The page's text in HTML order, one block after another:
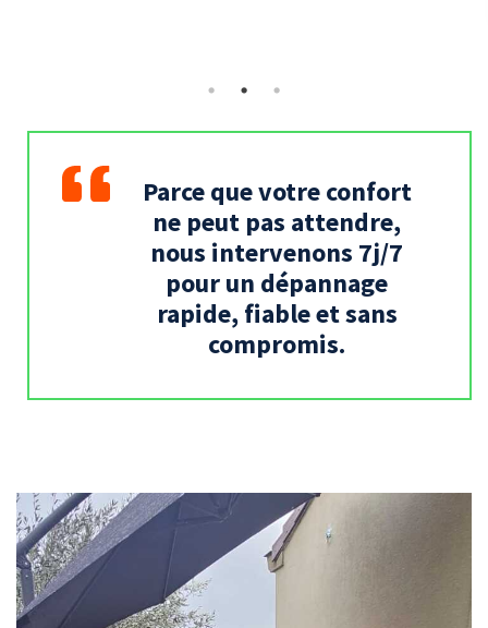
Parce que votre confort
ne peut pas attendre,
nous intervenons 7j/7
pour un dépannage
rapide, fiable et sans
compromis.